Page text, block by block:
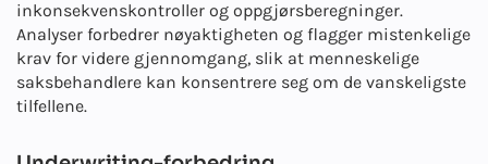
inkonsekvenskontroller og oppgjørsberegninger.
Analyser forbedrer nøyaktigheten og flagger mistenkelige
krav for videre gjennomgang, slik at menneskelige
saksbehandlere kan konsentrere seg om de vanskeligste
tilfellene.